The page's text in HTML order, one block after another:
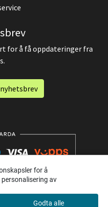
for å få oppdateringer fra
for å
av
Godta alle